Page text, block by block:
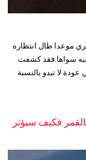
موعدا طال انتظاره
سواها.فقد كشفت
لا تبدو بالنسبة
فكيف سيؤثر